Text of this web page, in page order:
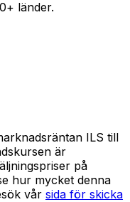
länder.
ILS till
är
på
hur mycket denna
vår sida för skicka